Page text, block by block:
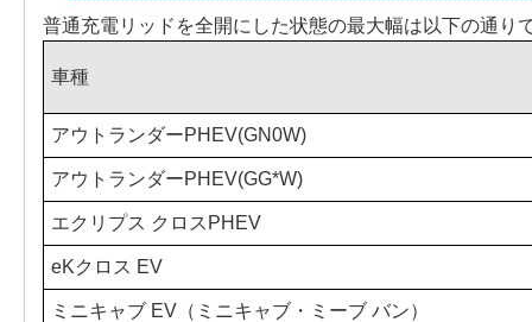
普通充電リッドを全開にした状態の最大幅は以下の通り
車種
アウトランダーPHEV(GN0W)
アウトランダーPHEV(GG*W)
エクリプス クロスPHEV
eKクロス EV
ミニキャブ EV（ミニキャブ・ミーブ バン）